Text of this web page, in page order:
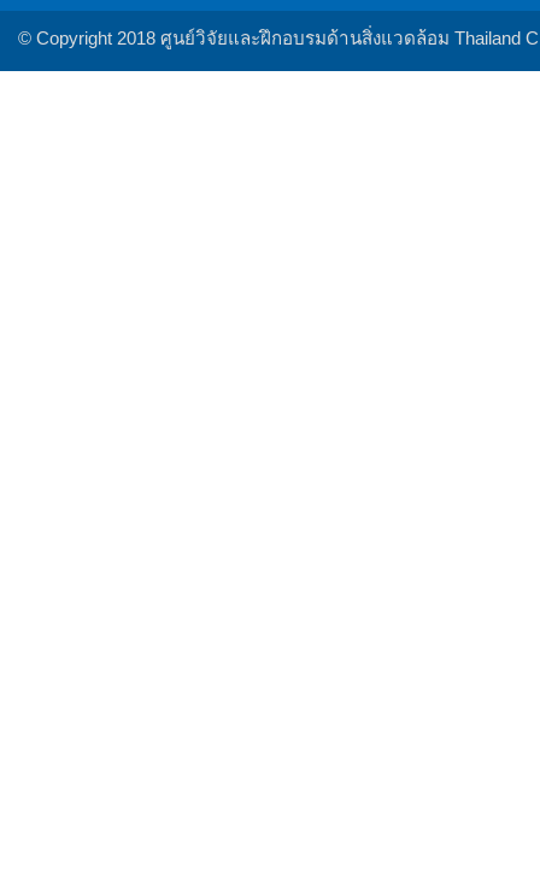
© Copyright 2018 ศูนย์วิจัยและฝึกอบรมด้านสิ่งแวดล้อม Thailand